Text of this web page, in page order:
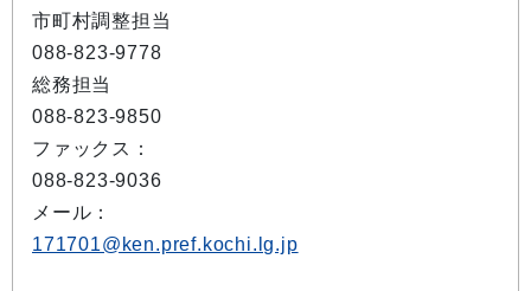
市町村調整担当
088-823-9778
総務担当
088-823-9850
ファックス：
088-823-9036
メール：
171701@ken.pref.kochi.lg.jp